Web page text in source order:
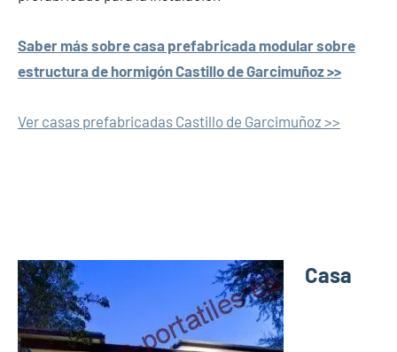
Saber más sobre casa prefabricada modular sobre
estructura de hormigón Castillo de Garcimuñoz >>
Ver casas prefabricadas Castillo de Garcimuñoz >>
Casa